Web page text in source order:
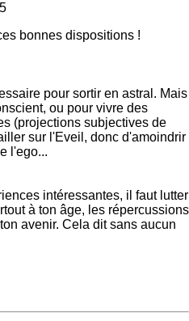
bonnes dispositions !
pour sortir en astral. Mais
ou pour vivre des
(projections subjectives de
sur l'Eveil, donc d'amoindrir
l'ego...
intéressantes, il faut lutter
à ton âge, les répercussions
avenir. Cela dit sans aucun